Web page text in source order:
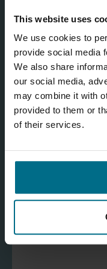
This website uses
We use cookies to
provide social media
We also share
our social media,
may combine it with
provided to them or
of their services.